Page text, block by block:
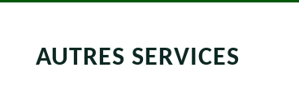
AUTRES SERVICES